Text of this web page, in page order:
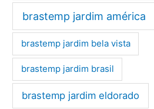
brastemp jardim américa
brastemp jardim bela vista
brastemp jardim brasil
brastemp jardim eldorado